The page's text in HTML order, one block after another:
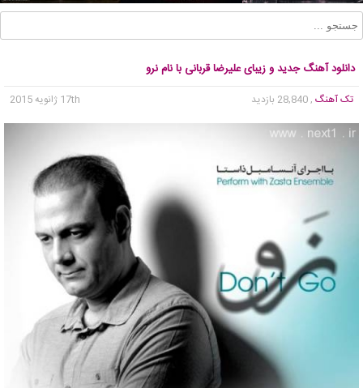
دانلود آهنگ جدید و زیبای علیرضا قربانی با نام نرو
تک آهنگ , 28,840 بازدید 17th ژانویه 2015